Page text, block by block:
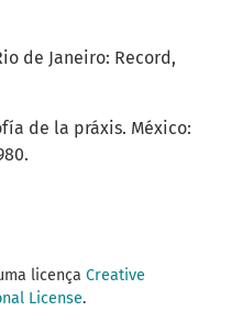
de Janeiro: Record,
de la práxis. México:
licença Creative
License.